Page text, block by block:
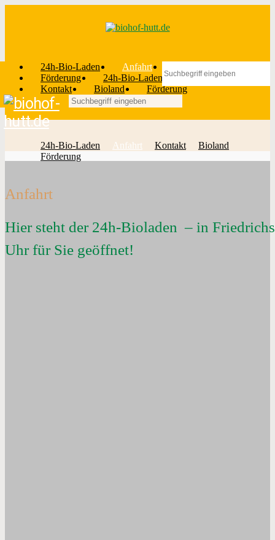
24h-Bio-Laden Anfahrt
Förderung
24h-Bio-Laden
Anfahrt
Kontakt
Bioland Förderung
24h-Bio-Laden Anfahrt Kontakt
Bioland
Förderung
Anfahrt
Hier steht der 24h-Bioladen – in
Uhr für Sie geöffnet!